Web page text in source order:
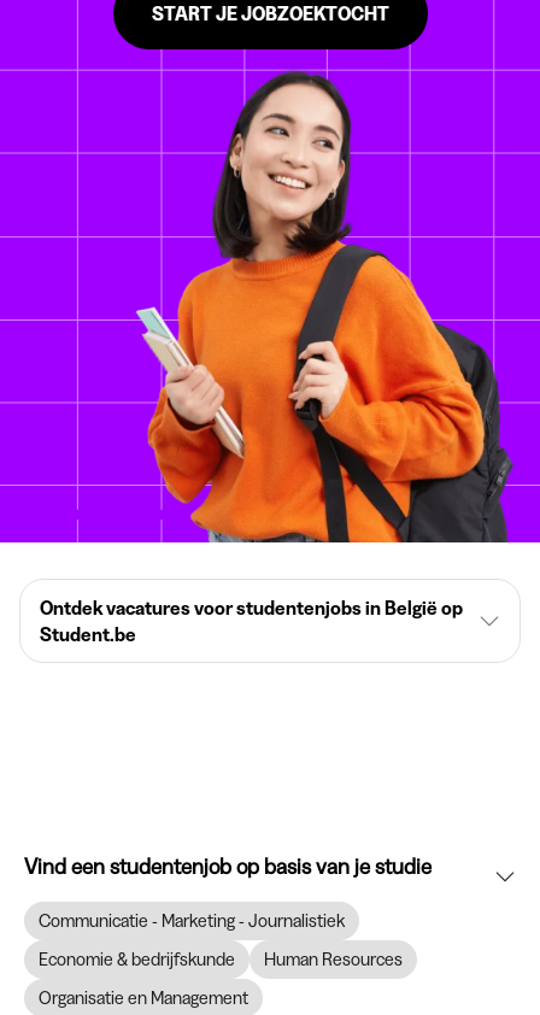
START JE JOBZOEKTOCHT
Ontdek vacatures voor studentenjobs in België op
Student.be
Vind een studentenjob op basis van je studie
Communicatie - Marketing - Journalistiek
Economie & bedrijfskunde
Human Resources
Organisatie en Management